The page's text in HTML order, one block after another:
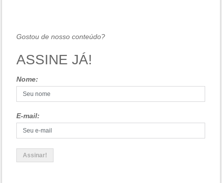
Gostou de nosso conteúdo?
ASSINE JÁ!
Nome:
E-mail: